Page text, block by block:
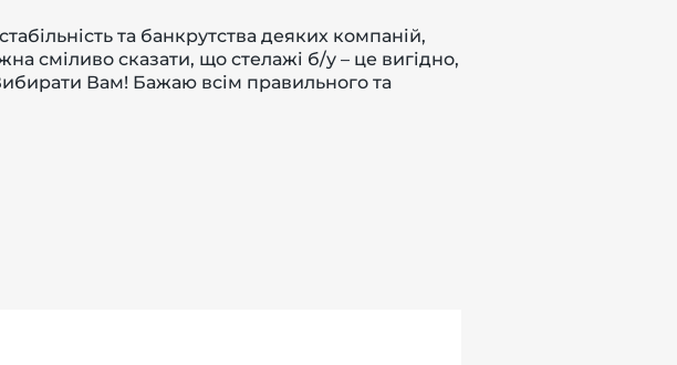
та банкрутства деяких компаній,
сміливо сказати, що стелажі б/у – це вигідно,
Вам! Бажаю всім правильного та